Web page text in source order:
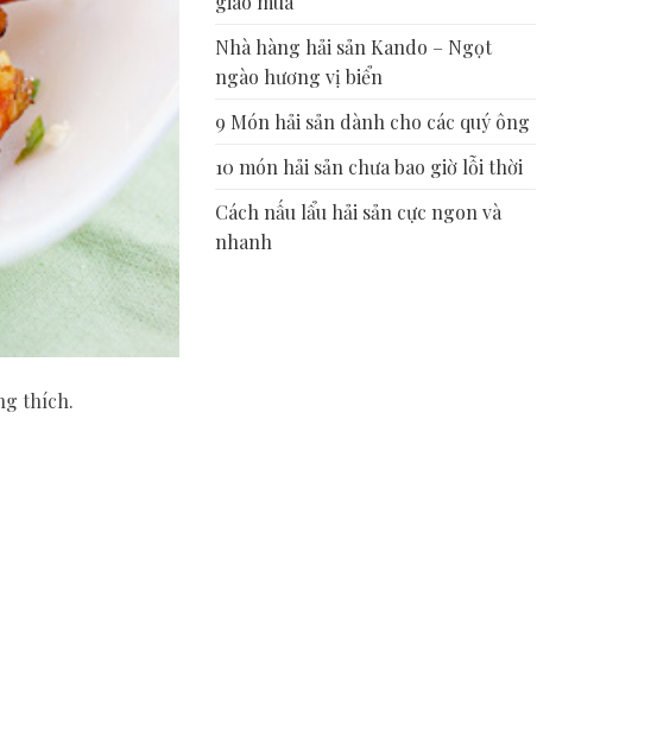
thích.
Nhà hàng hải sản Kando – Ngọt
ngào hương vị biển
9 Món hải sản dành cho các quý ông
10 món hải sản chưa bao giờ lỗi thời
Cách nấu lẩu hải sản cực ngon và
nhanh